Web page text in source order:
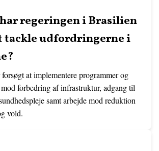
regeringen i Brasilien
tackle udfordringerne i
at implementere programmer og
forbedring af infrastruktur, adgang til
samt arbejde mod reduktion
vold.